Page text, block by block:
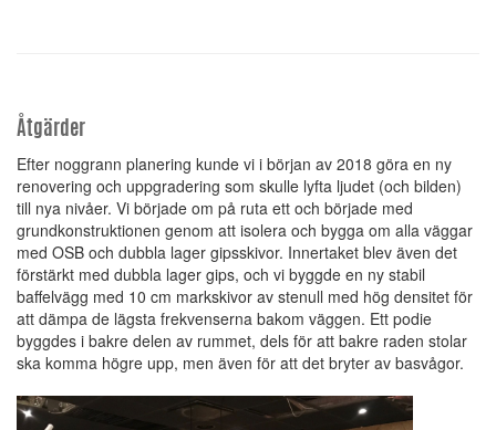
Åtgärder
Efter noggrann planering kunde vi i början av 2018 göra en ny
renovering och uppgradering som skulle lyfta ljudet (och bilden)
till nya nivåer. Vi började om på ruta ett och började med
grundkonstruktionen genom att isolera och bygga om alla väggar
med OSB och dubbla lager gipsskivor. Innertaket blev även det
förstärkt med dubbla lager gips, och vi byggde en ny stabil
baffelvägg med 10 cm markskivor av stenull med hög densitet för
att dämpa de lägsta frekvenserna bakom väggen. Ett podie
byggdes i bakre delen av rummet, dels för att bakre raden stolar
ska komma högre upp, men även för att det bryter av basvågor.